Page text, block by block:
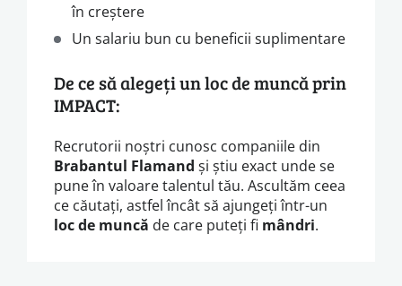
în creștere
Un salariu bun cu beneficii suplimentare
De ce să alegeți un loc de muncă prin
IMPACT:
Recrutorii noștri cunosc companiile din
Brabantul Flamand și știu exact unde se
pune în valoare talentul tău. Ascultăm ceea
ce căutați, astfel încât să ajungeți într-un
loc de muncă de care puteți fi mândri.